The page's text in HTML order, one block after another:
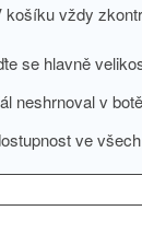
vždy
se hlavně
neshrnoval v
ve